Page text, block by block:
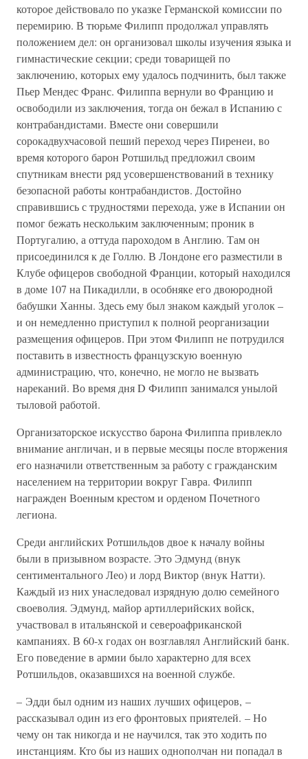
которое действовало по указке Германской комиссии по
перемирию. В тюрьме Филипп продолжал управлять
положением дел: он организовал школы изучения языка и
гимнастические секции; среди товарищей по
заключению, которых ему удалось подчинить, был также
Пьер Мендес Франс. Филиппа вернули во Францию и
освободили из заключения, тогда он бежал в Испанию с
контрабандистами. Вместе они совершили
сорокадвухчасовой пеший переход через Пиренеи, во
время которого барон Ротшильд предложил своим
спутникам внести ряд усовершенствований в технику
безопасной работы контрабандистов. Достойно
справившись с трудностями перехода, уже в Испании он
помог бежать нескольким заключенным; проник в
Португалию, а оттуда пароходом в Англию. Там он
присоединился к де Голлю. В Лондоне его разместили в
Клубе офицеров свободной Франции, который находился
в доме 107 на Пикадилли, в особняке его двоюродной
бабушки Ханны. Здесь ему был знаком каждый уголок –
и он немедленно приступил к полной реорганизации
размещения офицеров. При этом Филипп не потрудился
поставить в известность французскую военную
администрацию, что, конечно, не могло не вызвать
нареканий. Во время дня D Филипп занимался унылой
тыловой работой.
Организаторское искусство барона Филиппа привлекло
внимание англичан, и в первые месяцы после вторжения
его назначили ответственным за работу с гражданским
населением на территории вокруг Гавра. Филипп
награжден Военным крестом и орденом Почетного
легиона.
Среди английских Ротшильдов двое к началу войны
были в призывном возрасте. Это Эдмунд (внук
сентиментального Лео) и лорд Виктор (внук Натти).
Каждый из них унаследовал изрядную долю семейного
своеволия. Эдмунд, майор артиллерийских войск,
участвовал в итальянской и североафриканской
кампаниях. В 60-х годах он возглавлял Английский банк.
Его поведение в армии было характерно для всех
Ротшильдов, оказавшихся на военной службе.
– Эдди был одним из наших лучших офицеров, –
рассказывал один из его фронтовых приятелей. – Но
чему он так никогда и не научился, так это ходить по
инстанциям. Кто бы из наших однополчан ни попадал в